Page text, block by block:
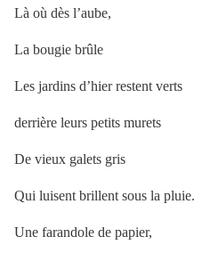
Là où dès l’aube,
La bougie brûle
Les jardins d’hier restent verts
derrière leurs petits murets
De vieux galets gris
Qui luisent brillent sous la pluie.
Une farandole de papier,